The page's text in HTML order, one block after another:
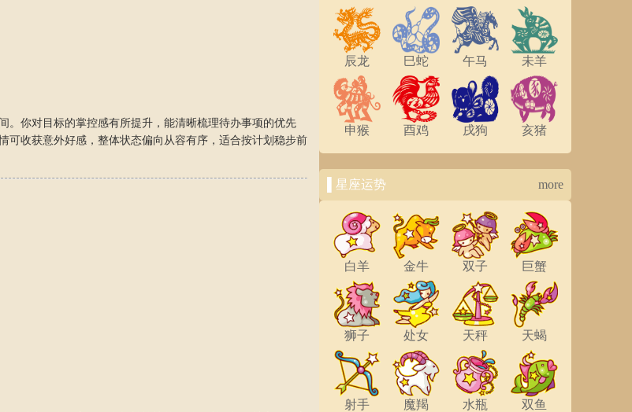
。你对目标的掌控感有所提升，能清晰梳理待办事项的优先
可收获意外好感，整体状态偏向从容有序，适合按计划稳步前
辰龙 巳蛇 午马 未羊
申猴 酉鸡 戌狗 亥猪
▌星座运势 more
白羊 金牛 双子 巨蟹
狮子 处女 天秤 天蝎
射手 魔羯 水瓶 双鱼